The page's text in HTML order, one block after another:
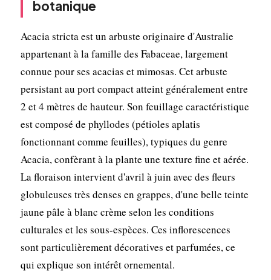
botanique
Acacia stricta est un arbuste originaire d'Australie
appartenant à la famille des Fabaceae, largement
connue pour ses acacias et mimosas. Cet arbuste
persistant au port compact atteint généralement entre
2 et 4 mètres de hauteur. Son feuillage caractéristique
est composé de phyllodes (pétioles aplatis
fonctionnant comme feuilles), typiques du genre
Acacia, confèrant à la plante une texture fine et aérée.
La floraison intervient d'avril à juin avec des fleurs
globuleuses très denses en grappes, d'une belle teinte
jaune pâle à blanc crème selon les conditions
culturales et les sous-espèces. Ces inflorescences
sont particulièrement décoratives et parfumées, ce
qui explique son intérêt ornemental.